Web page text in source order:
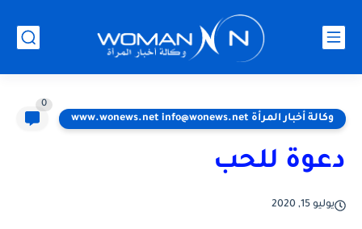
وكالة أخبار المرأة www.wonews.net info@wonews.net
0
دعوة للحب
يوليو 15, 2020